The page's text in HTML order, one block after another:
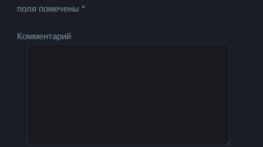
поля помечены*
Комментарий